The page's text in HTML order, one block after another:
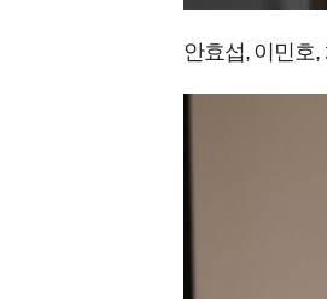
안효섭, 이민호